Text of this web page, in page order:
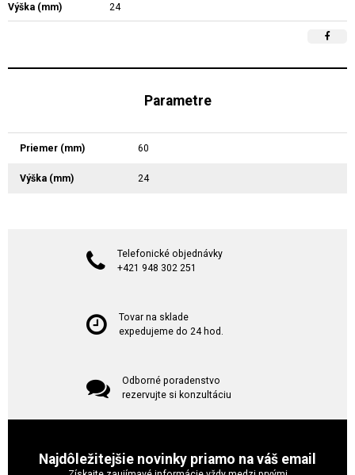
Výška (mm) 24
Parametre
Priemer (mm) 60
Výška (mm) 24
Telefonické objednávky
+421 948 302 251
Tovar na sklade
expedujeme do 24 hod.
Odborné poradenstvo
rezervujte si konzultáciu
Najdôležitejšie novinky priamo na váš email